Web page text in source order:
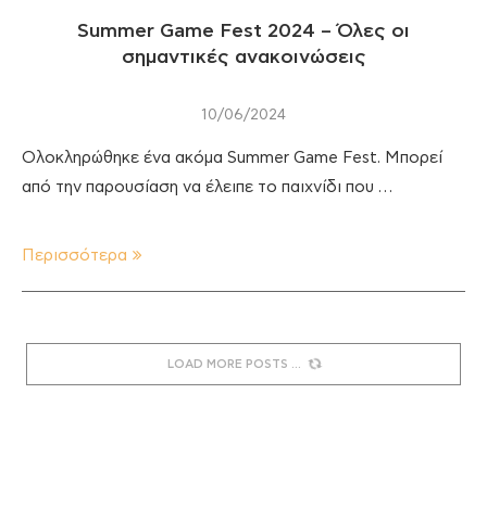
Summer Game Fest 2024 – Όλες οι
σημαντικές ανακοινώσεις
10/06/2024
Ολοκληρώθηκε ένα ακόμα Summer Game Fest. Μπορεί
από την παρουσίαση να έλειπε το παιχνίδι που …
Περισσότερα
LOAD MORE POSTS